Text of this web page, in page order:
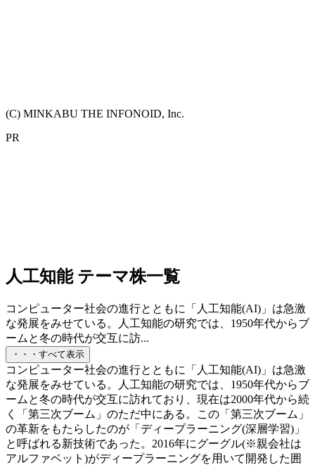
(C) MINKABU THE INFONOID, Inc.
PR
人工知能 テーマ株一覧
コンピューター社会の進行とともに「人工知能(AI)」は急激
な発展をみせている。人工知能の研究では、1950年代からブ
ームと冬の時代が交互に訪...
・・・すべて表示
コンピューター社会の進行とともに「人工知能(AI)」は急激
な発展をみせている。人工知能の研究では、1950年代からブ
ームと冬の時代が交互に訪れており、現在は2000年代から続
く「第三次ブーム」のただ中にある。この「第三次ブーム」
の革新をもたらしたのが「ディープラーニング(深層学習)」
と呼ばれる新技術であった。2016年にグーグル(※親会社は
アルファベット)がディープラーニングを用いて開発した囲